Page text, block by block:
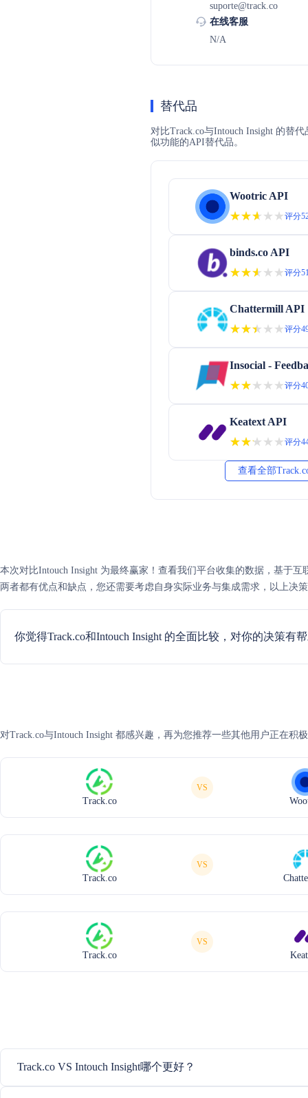
suporte@track.co
在线客服
N/A
替代品
对比Track.co与Intouch Insight 的替
似功能的API替代品。
Wootric API
★★★★★
★★★★★评分
binds.co API
★★★★★
★★★★★评分
Chattermill API
★★★★★
★★★★★评分
Insocial -
★★★★★
★★★★★评分
Keatext API
★★★★★
★★★★★评分
查看全部
本次对比Intouch Insight 为最终赢家！查看我们平台收集的数据，基于
两者都有优点和缺点，您还需要考虑自身实际业务与集成需求，以上决
你觉得Track.co和Intouch Insight 的全面比较，对你的决策有
对Track.co与Intouch Insight 都感兴趣，再为您推荐一些其他用户正在积
Track.co
VS
Track.co
VS
Track.co
VS
Track.co VS Intouch Insight哪个更好？